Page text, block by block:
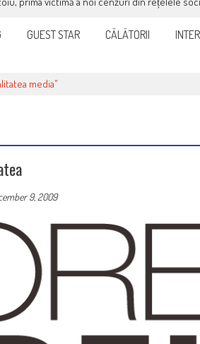
GUEST STAR CĂLĂTORII
media"
9, 2009